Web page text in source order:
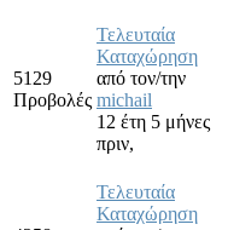
5129
Προβολές
Τελευταία
Καταχώρηση
από τον/την
michail
12 έτη 5 μήνες
πριν,
Τελευταία
Καταχώρηση